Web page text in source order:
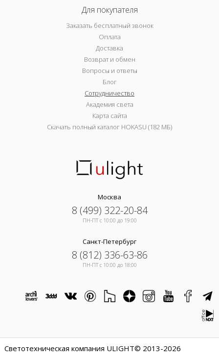
Для покупателя
Заказать бесплатный звонок
Оплата
Доставка
Возврат и обмен
Вопросы и ответы
Блог
Сотрудничество
Академия света
Карта сайта
Скачать полный каталог HOKASU (182 МБ)
Москва
8 (499) 322-20-84
ПН-ПТ c 10:00 до 19:00
Санкт-Петербург
8 (812) 336-63-86
ПН-ПТ c 10:00 до 18:00
Светотехническая компания ULIGHT© 2013-2026